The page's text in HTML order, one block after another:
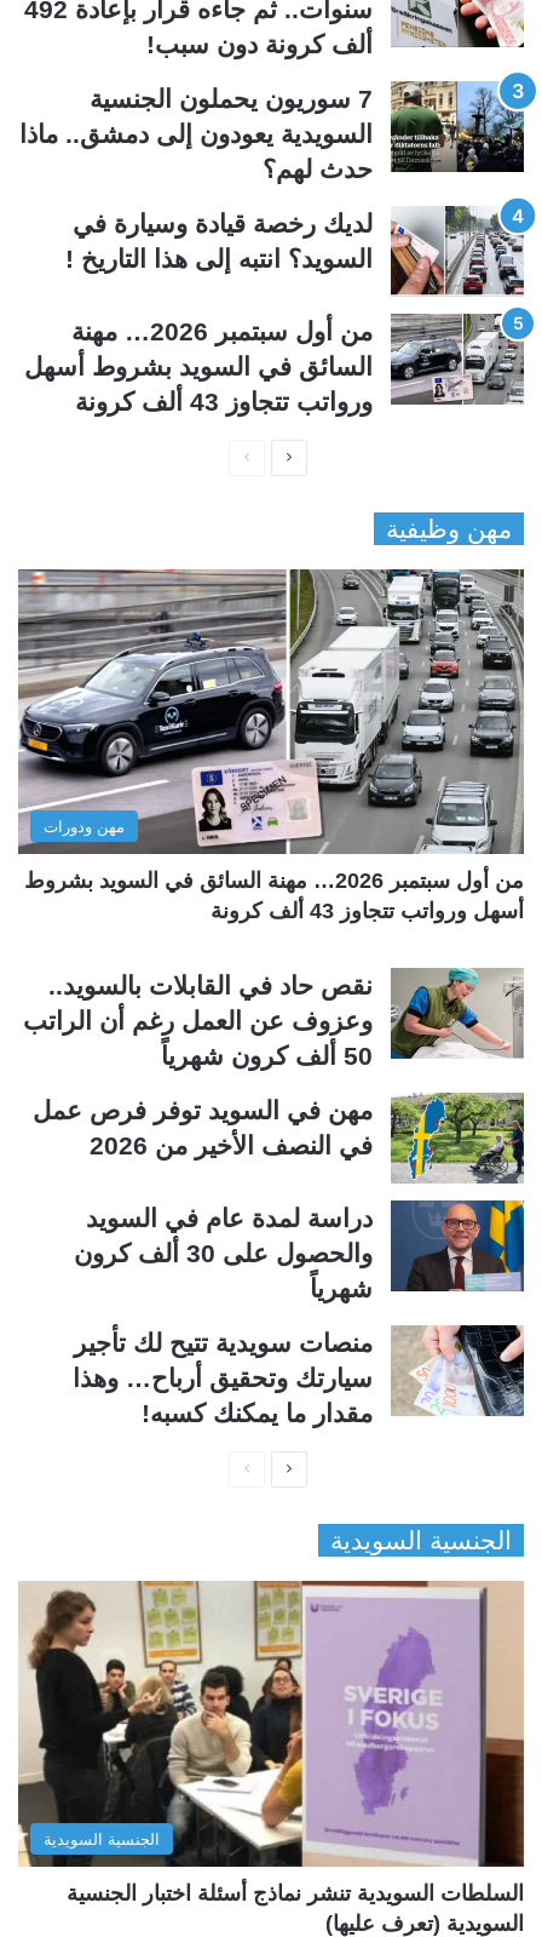
ا
ب
ا
ل
ة
سنوات.. ثم جاءه قرار بإعادة 492
ألف كرونة دون سبب!
7 سوريون يحملون الجنسية
السويدية يعودون إلى دمشق.. ماذا
حدث لهم؟
لديك رخصة قيادة وسيارة في
السويد؟ انتبه إلى هذا التاريخ !
من أول سبتمبر 2026… مهنة
السائق في السويد بشروط أسهل
ورواتب تتجاوز 43 ألف كرونة
ح
ة
ا
ل
س
ا
ب
ح
ة
ا
ل
ا
ل
مهن وظيفية
مهن ودورات
من أول سبتمبر 2026… مهنة السائق في السويد بشروط
أسهل ورواتب تتجاوز 43 ألف كرونة
نقص حاد في القابلات بالسويد..
وعزوف عن العمل رغم أن الراتب
50 ألف كرون شهرياً
مهن في السويد توفر فرص عمل
في النصف الأخير من 2026
دراسة لمدة عام في السويد
والحصول على 30 ألف كرون
شهرياً
منصات سويدية تتيح لك تأجير
سيارتك وتحقيق أرباح… وهذا
مقدار ما يمكنك كسبه!
ا
س
ا
ب
ق
ة
ح
ة
ا
ل
ت
ا
ل
ي
الجنسية السويدية
الجنسية السويدية
السلطات السويدية تنشر نماذج أسئلة اختبار الجنسية
السويدية (تعرف عليها)